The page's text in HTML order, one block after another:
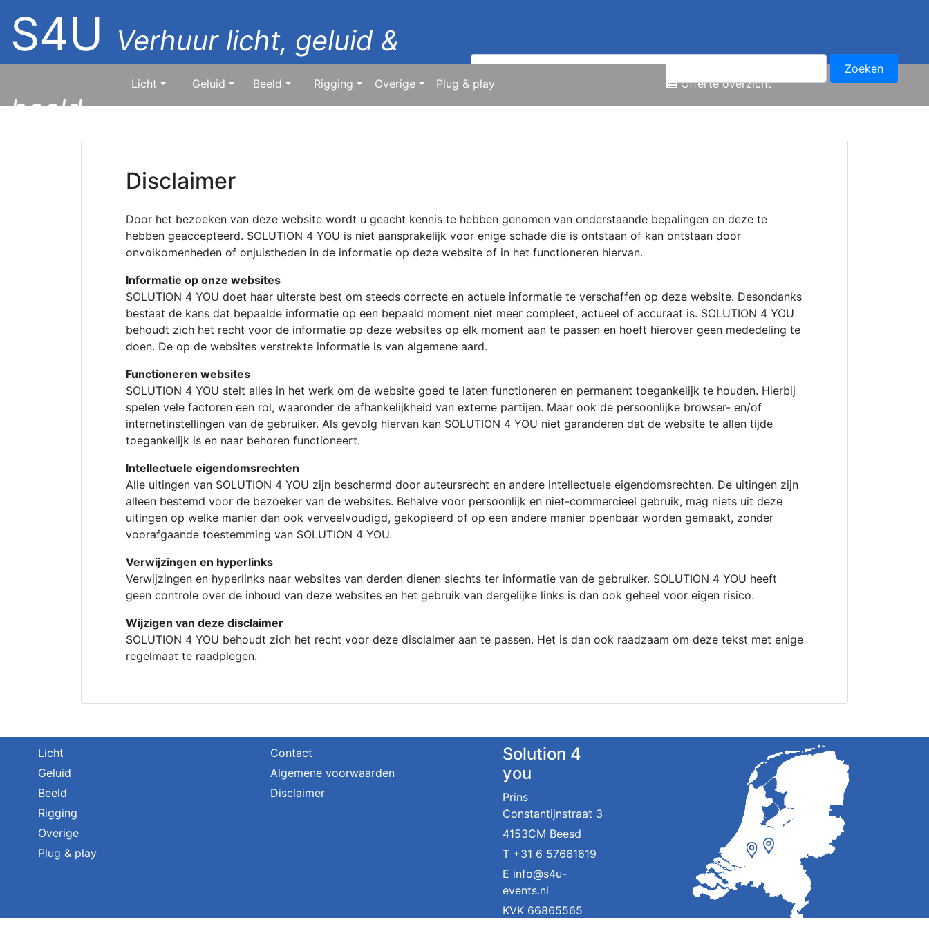
S4U Verhuur licht, geluid &
beeld
Zoeken
naar:
Licht Geluid Beeld Rigging Overige Plug & play Offerte overzicht
Disclaimer
Door het bezoeken van deze website wordt u geacht kennis te hebben genomen van onderstaande bepalingen en deze te
hebben geaccepteerd. SOLUTION 4 YOU is niet aansprakelijk voor enige schade die is ontstaan of kan ontstaan door
onvolkomenheden of onjuistheden in de informatie op deze website of in het functioneren hiervan.
Informatie op onze websites
SOLUTION 4 YOU doet haar uiterste best om steeds correcte en actuele informatie te verschaffen op deze website. Desondanks
bestaat de kans dat bepaalde informatie op een bepaald moment niet meer compleet, actueel of accuraat is. SOLUTION 4 YOU
behoudt zich het recht voor de informatie op deze websites op elk moment aan te passen en hoeft hierover geen mededeling te
doen. De op de websites verstrekte informatie is van algemene aard.
Functioneren websites
SOLUTION 4 YOU stelt alles in het werk om de website goed te laten functioneren en permanent toegankelijk te houden. Hierbij
spelen vele factoren een rol, waaronder de afhankelijkheid van externe partijen. Maar ook de persoonlijke browser- en/of
internetinstellingen van de gebruiker. Als gevolg hiervan kan SOLUTION 4 YOU niet garanderen dat de website te allen tijde
toegankelijk is en naar behoren functioneert.
Intellectuele eigendomsrechten
Alle uitingen van SOLUTION 4 YOU zijn beschermd door auteursrecht en andere intellectuele eigendomsrechten. De uitingen zijn
alleen bestemd voor de bezoeker van de websites. Behalve voor persoonlijk en niet-commercieel gebruik, mag niets uit deze
uitingen op welke manier dan ook verveelvoudigd, gekopieerd of op een andere manier openbaar worden gemaakt, zonder
voorafgaande toestemming van SOLUTION 4 YOU.
Verwijzingen en hyperlinks
Verwijzingen en hyperlinks naar websites van derden dienen slechts ter informatie van de gebruiker. SOLUTION 4 YOU heeft
geen controle over de inhoud van deze websites en het gebruik van dergelijke links is dan ook geheel voor eigen risico.
Wijzigen van deze disclaimer
SOLUTION 4 YOU behoudt zich het recht voor deze disclaimer aan te passen. Het is dan ook raadzaam om deze tekst met enige
regelmaat te raadplegen.
Licht
Geluid
Beeld
Rigging
Overige
Plug & play
Contact
Algemene voorwaarden
Disclaimer
Solution 4
you
Prins
Constantijnstraat 3
4153CM Beesd
T +31 6 57661619
E info@s4u-
events.nl
KVK 66865565